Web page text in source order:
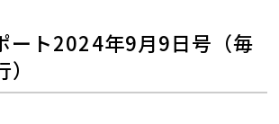
ート2024年9月9日号（毎